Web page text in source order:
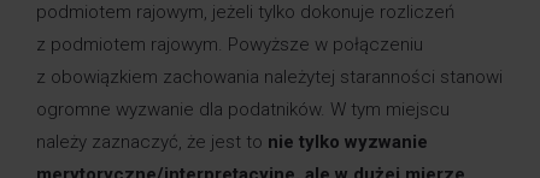
podmiotem rajowym, jeżeli tylko dokonuje rozliczeń
z podmiotem rajowym. Powyższe w połączeniu
z obowiązkiem zachowania należytej staranności stanowi
ogromne wyzwanie dla podatników. W tym miejscu
należy zaznaczyć, że jest to nie tylko wyzwanie